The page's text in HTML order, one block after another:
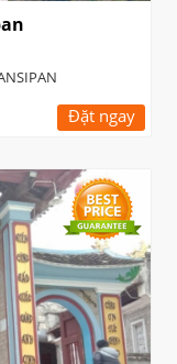
Đặt ngay